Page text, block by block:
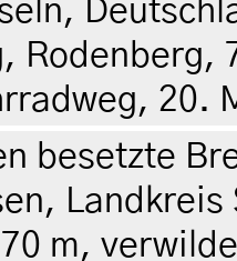
20.
besetzte
m,